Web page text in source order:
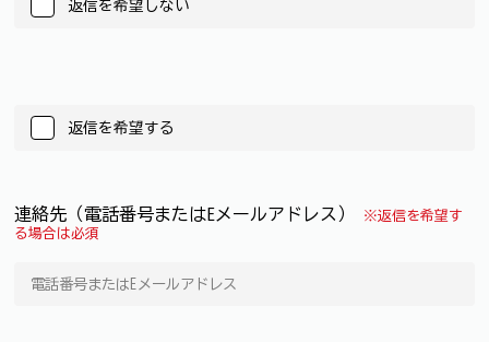
返信を希望しない
返信を希望する
連絡先（電話番号またはEメールアドレス）
※返信を希望す
る場合は必須